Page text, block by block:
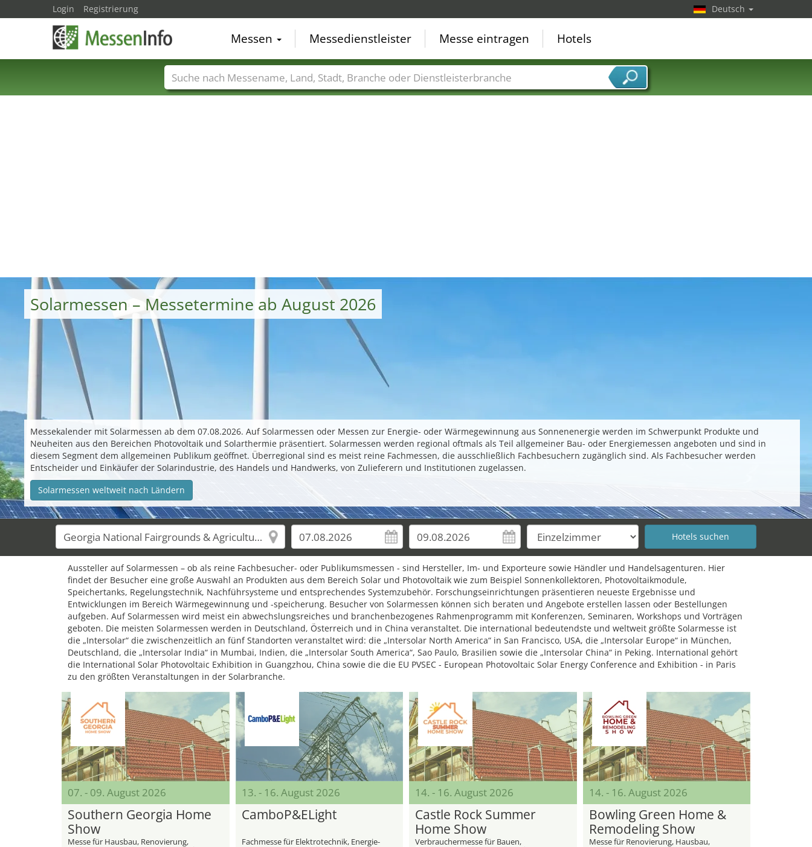
Solarmessen – Messetermine ab August 2026
Messekalender mit Solarmessen ab dem 07.08.2026. Auf Solarmessen oder Messen zur Energie- oder Wärmegewinnung aus Sonnenenergie werden im Schwerpunkt Produkte und
Neuheiten aus den Bereichen Photovoltaik und Solarthermie präsentiert. Solarmessen werden regional oftmals als Teil allgemeiner Bau- oder Energiemessen angeboten und sind in
diesem Segment dem allgemeinen Publikum geöffnet. Überregional sind es meist reine Fachmessen, die ausschließlich Fachbesuchern zugänglich sind. Als Fachbesucher werden
Entscheider und Einkäufer der Solarindustrie, des Handels und Handwerks, von Zulieferern und Institutionen zugelassen.
Solarmessen weltweit nach Ländern
Aussteller auf Solarmessen – ob als reine Fachbesucher- oder Publikumsmessen - sind Hersteller, Im- und Exporteure sowie Händler und Handelsagenturen. Hier
findet der Besucher eine große Auswahl an Produkten aus dem Bereich Solar und Photovoltaik wie zum Beispiel Sonnenkollektoren, Photovoltaikmodule,
Speichertanks, Regelungstechnik, Nachführsysteme und entsprechendes Systemzubehör. Forschungseinrichtungen präsentieren neueste Ergebnisse und
Entwicklungen im Bereich Wärmegewinnung und -speicherung. Besucher von Solarmessen können sich beraten und Angebote erstellen lassen oder Bestellungen
aufgeben. Auf Solarmessen wird meist ein abwechslungsreiches und branchenbezogenes Rahmenprogramm mit Konferenzen, Seminaren, Workshops und Vorträgen
geboten. Die meisten Solarmessen werden in Deutschland, Österreich und in China veranstaltet. Die international bedeutendste und weltweit größte Solarmesse ist
die „Intersolar“ die zwischenzeitlich an fünf Standorten veranstaltet wird: die „Intersolar North America“ in San Francisco, USA, die „Intersolar Europe“ in München,
Deutschland, die „Intersolar India“ in Mumbai, Indien, die „Intersolar South America“, Sao Paulo, Brasilien sowie die „Intersolar China“ in Peking. International gehört
die International Solar Photovoltaic Exhibition in Guangzhou, China sowie die die EU PVSEC - European Photovoltaic Solar Energy Conference and Exhibition - in Paris
zu den größten Veranstaltungen in der Solarbranche.
07. - 09. August 2026
Southern Georgia Home
Show
Messe für Hausbau, Renovierung,
13. - 16. August 2026
CamboP&ELight
Fachmesse für Elektro­technik, Energie­
14. - 16. August 2026
Castle Rock Summer
Home Show
Verbrauchermesse für Bauen,
14. - 16. August 2026
Bowling Green Home &
Remodeling Show
Messe für Renovierung, Hausbau,
Login Registrierung Deutsch
Messen Messedienstleister Messe eintragen Hotels
Messenamen Länder Städte Branchen Dienstleisterbranchen